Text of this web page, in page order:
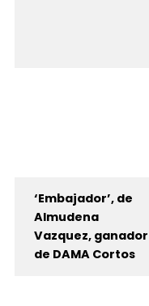
‘Embajador’, de
Almudena
Vazquez, ganador
de DAMA Cortos